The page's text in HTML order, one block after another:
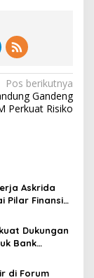
Pos berikutnya
Gandeng
Perkuat Risiko
Askrida
Pilar Finansial
Dukungan
Bank
di Forum